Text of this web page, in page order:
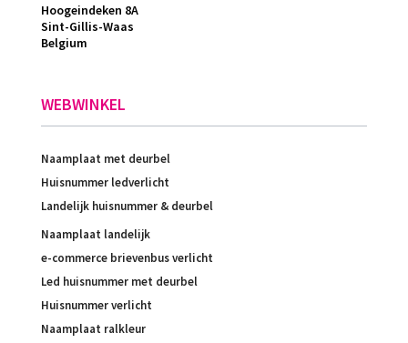
Hoogeindeken 8A
Sint-Gillis-Waas
Belgium
WEBWINKEL
Naamplaat met deurbel
Huisnummer ledverlicht
Landelijk huisnummer & deurbel
Naamplaat landelijk
e-commerce brievenbus verlicht
Led huisnummer met deurbel
Huisnummer verlicht
Naamplaat ralkleur